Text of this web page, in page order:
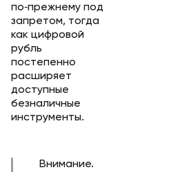
по‑прежнему под
запретом, тогда
как цифровой
рубль
постепенно
расширяет
доступные
безналичные
инструменты.
Внимание.